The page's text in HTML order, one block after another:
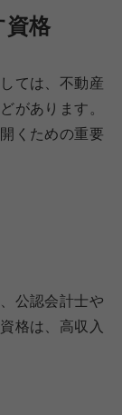
格
ては、不動産
があります。
くための重要
公認会計士や
格は、高収入